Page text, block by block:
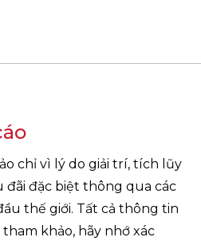
chỉ vì lý do giải trí, tích lũy
đãi đặc biệt thông qua các
thế giới. Tất cả thông tin
khảo, hãy nhớ xác